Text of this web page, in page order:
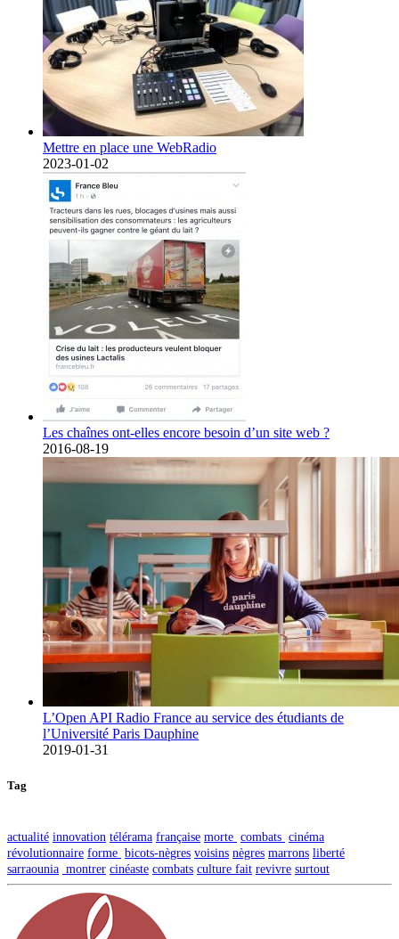
Mettre en place une WebRadio
2023-01-02
Les chaînes ont-elles encore besoin d’un site web ?
2016-08-19
L’Open API Radio France au service des étudiants de
l’Université Paris Dauphine
2019-01-31
Tag
actualité innovation télérama française morte combats cinéma
révolutionnaire forme bicots-nègres voisins nègres marrons liberté
sarraounia montrer cinéaste combats culture fait revivre surtout